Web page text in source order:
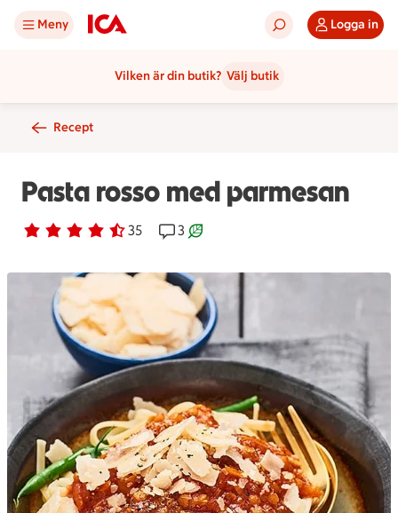
Meny Logga in
Vilken är din butik? Välj butik
Recept
Pasta rosso med parmesan
Betyg 4.3 av 5. 35
35 personer har röstatReceptet har 3 kommentarer
3 Receptet är ett klimartsmart val.